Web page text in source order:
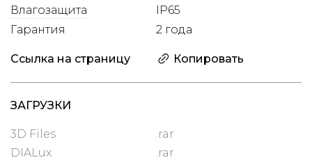
Влагозащита IP65
Гарантия 2 года
Ссылка на страницу Копировать
ЗАГРУЗКИ
3D Files
.rar
DIALux
.rar